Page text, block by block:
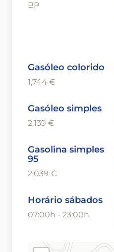
BP
Gasóleo colorido
1,744 €
Gasóleo simples
2,139 €
Gasolina simples
95
2,039 €
Horário sábados
07:00h - 23:00h